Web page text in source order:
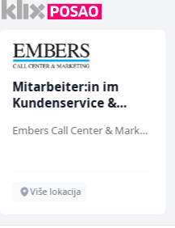
Mitarbeiter:in im
Kundenservice &
Embers Call Center & Marketing
Više lokacija